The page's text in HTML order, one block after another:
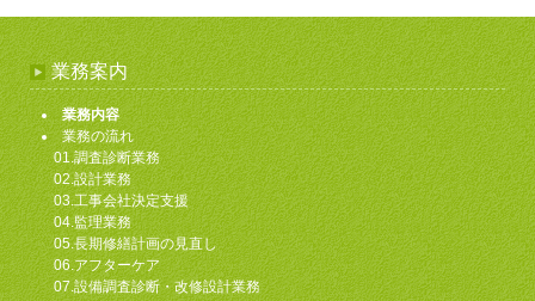
業務案内
業務内容
業務の流れ
01.調査診断業務
02.設計業務
03.工事会社決定支援
04.監理業務
05.長期修繕計画の見直し
06.アフターケア
07.設備調査診断・改修設計業務